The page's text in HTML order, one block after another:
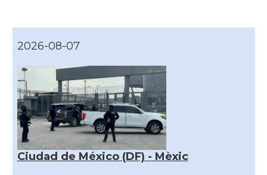
2026-08-07
Ciudad de México (DF) - Mèxic